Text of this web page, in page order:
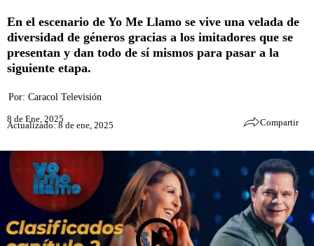
En el escenario de Yo Me Llamo se vive una velada de
diversidad de géneros gracias a los imitadores que se
presentan y dan todo de sí mismos para pasar a la
siguiente etapa.
Por: Caracol Televisión
8 de Ene, 2025
Actualizado: 8 de ene, 2025 Compartir